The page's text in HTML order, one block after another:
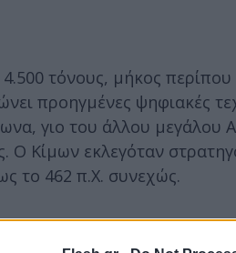
τόνους, μήκος
προηγμένες ψηφιακές
γιο του άλλου μεγάλου
Κίμων εκλεγόταν
το 462 π.Χ. συνεχώς.
στις εγκαταστάσεις της